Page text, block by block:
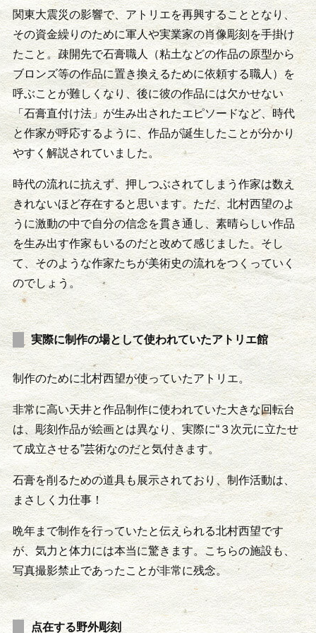
関東大震災の影響で、アトリエを再興することとなり、
その資金繰りのために軍人や実業家の肖像彫刻を手掛け
たこと。疎開先で石膏職人（粘土などの作品の原型から
ブロンズ等の作品に置き換えるために依頼する職人）を
呼ぶことが難しくなり、後に彼の作品には欠かせない
「石膏直付け法」が生み出されたエピソードなど、時代
と作家が呼応するように、作品が誕生したことが分かり
やすく解説されていました。
時代の流れに抗えず、押しつぶされてしまう作家は数え
きれないほど存在すると思います。ただ、北村西望のよ
うに激動の中で自分の信念を貫き通し、素晴らしい作品
を生み出す作家もいるのだと改めて感じました。そし
て、そのような作家たちが美術史の流れをつくっていく
のでしょう。
実際に制作の場として使われていたアトリエ館
制作のために北村西望が使っていたアトリエ。
非常に高い天井と作品制作に使われていた大きな回転台
は、彫刻作品が絵画とは異なり、実際に“３次元に立たせ
て成立させる”芸術なのだと気付きます。
石膏を削るための道具も展示されており、制作活動は、
まさしく力仕事！
晩年まで制作を行っていたと伝えられる北村西望です
が、気力と体力には本当に驚きます。こちらの施設も、
写真撮影禁止であったことが非常に残念。
点在する野外彫刻